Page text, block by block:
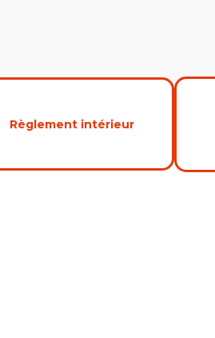
Règlement intérieur